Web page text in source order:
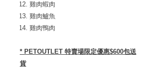
雞肉蝦肉
雞肉鱸魚
雞肉鴨肉
* PETOUTLET 特賣場限定優惠$600包送
貨